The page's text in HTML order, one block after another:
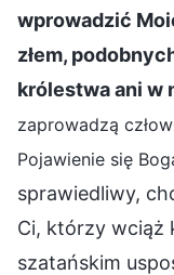
wprowadzić
złem,
królestwa ani w
zaprowadzą
Pojawienie się
sprawiedliwy,
Ci, którzy wciąż
szatańskim